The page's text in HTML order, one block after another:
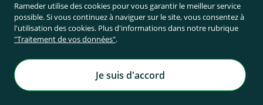
Achetez en toute sécurité sur Rameder !
Rameder utilise des cookies pour vous garantir le meilleur service
possible. Si vous continuez à naviguer sur le site, vous consentez à
l'utilisation des cookies. Plus d'informations dans notre rubrique
"Traitement de vos données".
Je suis d'accord